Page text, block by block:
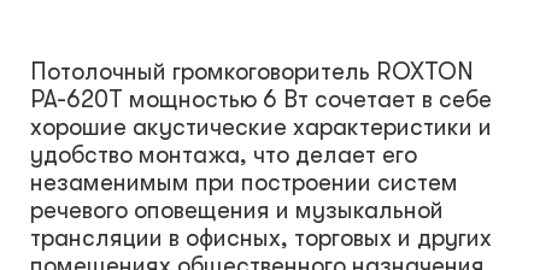
Потолочный громкоговоритель ROXTON
PA-620T мощностью 6 Вт сочетает в себе
хорошие акустические характеристики и
удобство монтажа, что делает его
незаменимым при построении систем
речевого оповещения и музыкальной
трансляции в офисных, торговых и других